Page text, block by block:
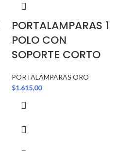
PORTALAMPARAS 1
POLO CON
SOPORTE CORTO
PORTALAMPARAS ORO
$1.615,00